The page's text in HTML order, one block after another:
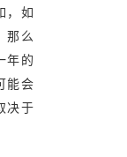
，如
那么
年的
能会
决于